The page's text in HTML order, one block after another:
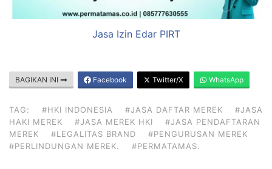
Jasa Izin Edar PIRT
BAGIKAN INI Facebook Twitter/X WhatsApp
TAG: #HKI INDONESIA #JASA DAFTAR MEREK
#JASA
HAKI MEREK
#JASA MEREK HKI
#JASA PENDAFTARAN
MEREK
#LEGALITAS BRAND
#PENGURUSAN MEREK
#PERLINDUNGAN MEREK.
#PERMATAMAS.